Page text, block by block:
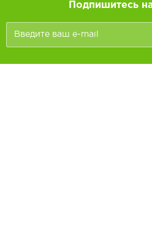
Подпишитесь